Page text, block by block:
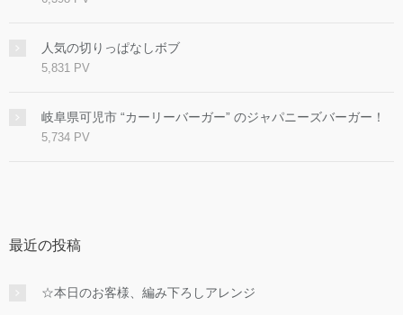
人気の切りっぱなしボブ
5,831 PV
岐阜県可児市 “カーリーバーガー” のジャパニーズバーガー！
5,734 PV
最近の投稿
☆本日のお客様、編み下ろしアレンジ